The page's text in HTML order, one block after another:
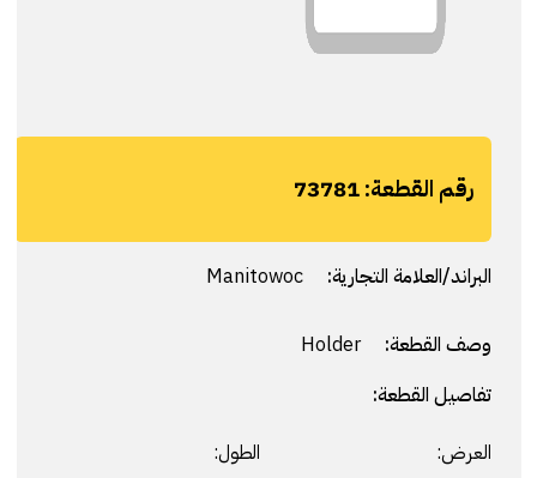
رقم القطعة:73781
البراند/العلامة التجارية: Manitowoc
وصف القطعة:
Holder
تفاصيل القطعة:
العرض:
الطول: